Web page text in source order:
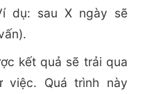
dụ: sau X ngày sẽ
kết quả sẽ trải qua
việc. Quá trình này